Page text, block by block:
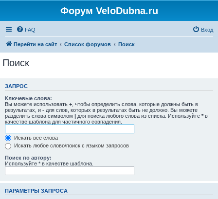
Форум VeloDubna.ru
FAQ Вход
Перейти на сайт Список форумов Поиск
Поиск
ЗАПРОС
Ключевые слова:
Вы можете использовать + , чтобы определить слова, которые должны быть в
результатах, и - для слов, которых в результатах быть не должно. Вы можете
разделить слова символом | для поиска любого слова из списка. Используйте * в
качестве шаблона для частичного совпадения.
Искать все слова
Искать любое слово/поиск с языком запросов
Поиск по автору:
Используйте * в качестве шаблона.
ПАРАМЕТРЫ ЗАПРОСА